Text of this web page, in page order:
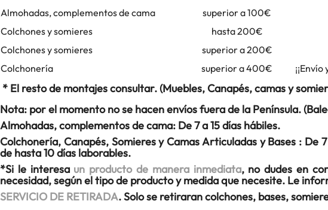
Almohadas, complementos de cama
superior a 100€
Colchones y somieres
hasta 200€
Colchones y somieres
superior a 200€
Colchonería
superior a 400€
* El resto de montajes consultar. (Muebles, Canapés, camas y
Nota: por el momento no se hacen envíos fuera de la Península.
Almohadas, complementos decama: De 7 a 15 días hábiles.
Colchonería, Canapés, Somieres y Camas Articuladas y Bases :
de hasta 10 días laborables.
*Si le interesa un producto de manera inmediata, no dudes en
necesidad, según el tipo de producto y medida que necesite. Le
SERVICIO DE RETIRADA.Solo se retiraran colchones, bases,